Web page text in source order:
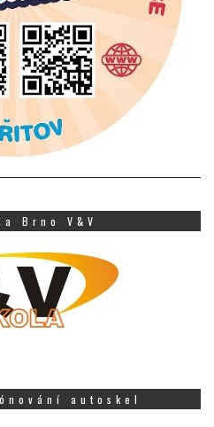
Brno V&V
autoskel